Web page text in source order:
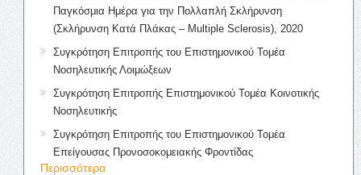
Παγκόσμια Ημέρα για την Πολλαπλή Σκλήρυνση
(Σκλήρυνση Κατά Πλάκας – Multiple Sclerosis), 2020
Συγκρότηση Επιτροπής του Επιστημονικού Τομέα
Νοσηλευτικής Λοιμώξεων
Συγκρότηση Επιτροπής Επιστημονικού Τομέα Κοινοτικής
Νοσηλευτικής
Συγκρότηση Επιτροπής του Επιστημονικού Τομέα
Επείγουσας Προνοσοκομειακής Φροντίδας
Περισσότερα